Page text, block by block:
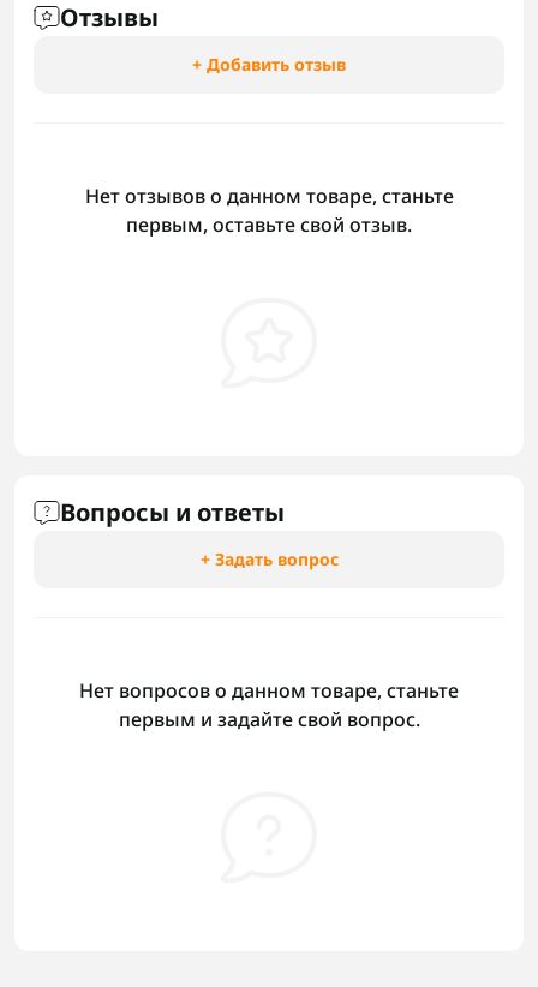
Отзывы
+ Добавить отзыв
Нет отзывов о данном товаре, станьте
первым, оставьте свой отзыв.
Вопросы и ответы
+ Задать вопрос
Нет вопросов о данном товаре, станьте
первым и задайте свой вопрос.